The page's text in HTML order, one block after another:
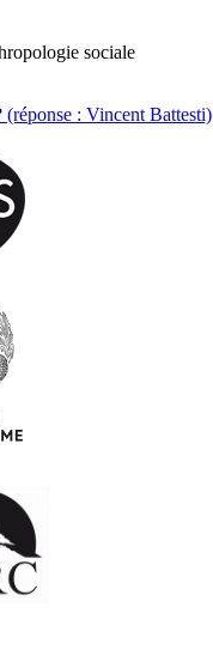
sociale
(réponse : Vincent Battesti)